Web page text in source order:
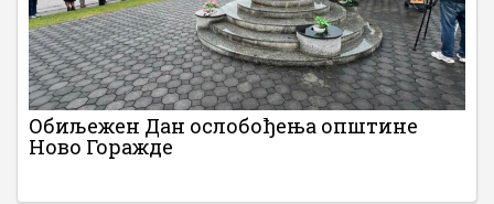
Обиљежен Дан ослобођења општине
Ново Горажде